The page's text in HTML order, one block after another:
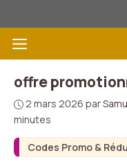
au
contenuMenu
Codes Promo &
offre
2 mars 2026 par
minutes